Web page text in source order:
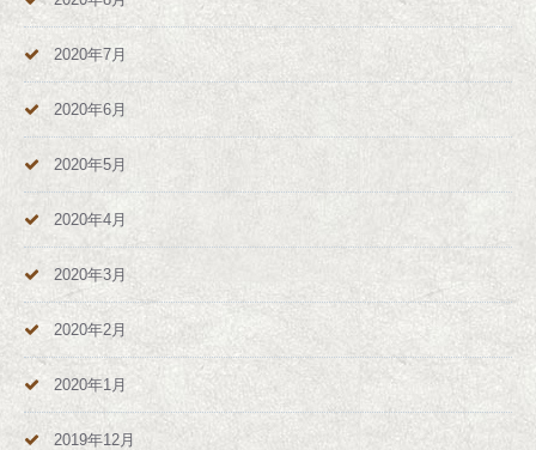
2020年7月
2020年6月
2020年5月
2020年4月
2020年3月
2020年2月
2020年1月
2019年12月